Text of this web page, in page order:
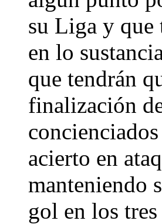
su Liga y que
en lo
que tendrán
finalización
acierto en
manteniendo
gol en los